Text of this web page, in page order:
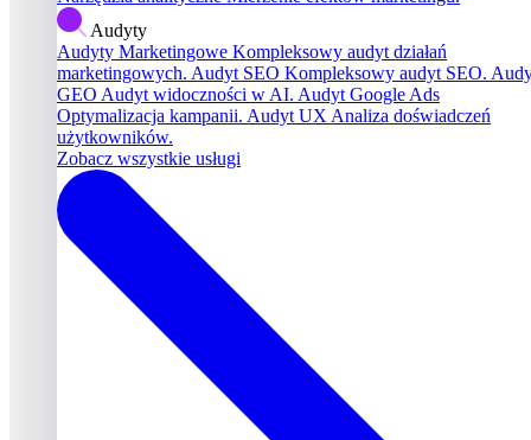
Audyty
Audyty Marketingowe Kompleksowy audyt działań
marketingowych. Audyt SEO Kompleksowy audyt SEO.
GEO Audyt widoczności w AI. Audyt Google Ads
Optymalizacja kampanii. Audyt UX Analiza doświadczeń
użytkowników.
Zobacz wszystkie usługi